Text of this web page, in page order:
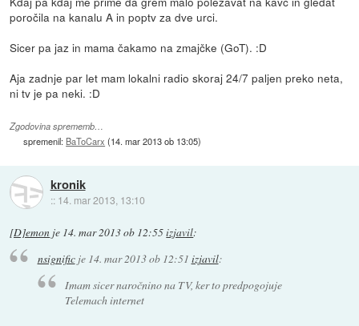
poročila na kanalu A in poptv za dve urci.
Sicer pa jaz in mama čakamo na zmajčke (GoT). :D
Aja zadnje par let mam lokalni radio skoraj 24/7 paljen preko neta,
ni tv je pa neki. :D
Zgodovina sprememb…
spremenil: BaToCarx (14. mar 2013 ob 13:05)
kronik
:: 14. mar 2013, 13:10
[D]emon je 14. mar 2013 ob 12:55izjavil:
nsignificje 14. mar 2013 ob 12:51 izjavil:
Imam sicer naročnino na TV, ker to predpogojuje
Telemach internet